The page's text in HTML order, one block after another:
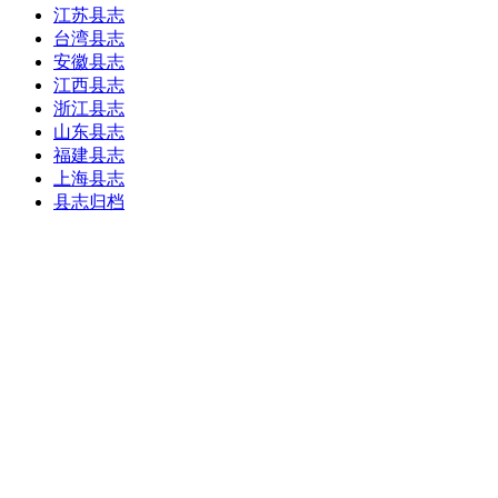
江苏县志
台湾县志
安徽县志
江西县志
浙江县志
山东县志
福建县志
上海县志
县志归档